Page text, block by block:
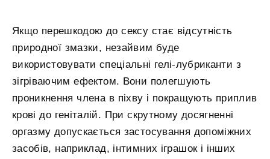
Якщо перешкодою до сексу стає відсутність
природної змазки, незайвим буде
використовувати спеціальні гелі-лубриканти з
зігріваючим ефектом. Вони полегшують
проникнення члена в піхву і покращують приплив
крові до геніталій. При скрутному досягненні
оргазму допускається застосування допоміжних
засобів, наприклад, інтимних іграшок і інших